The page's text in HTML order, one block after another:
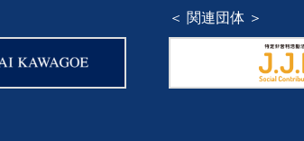
＜ 関連団体 ＞